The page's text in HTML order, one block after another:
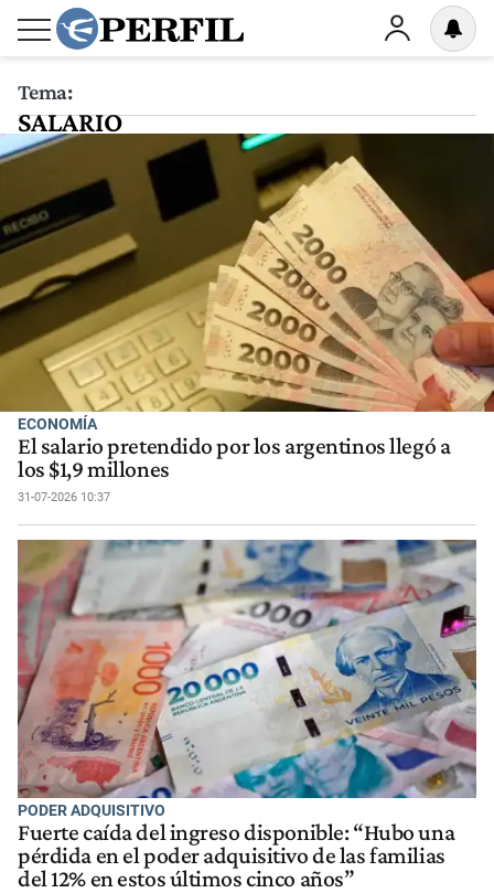
Tema:
SALARIO
ECONOMÍA
El salario pretendido por los argentinos llegó a
los $1,9 millones
31-07-2026 10:37
PODER ADQUISITIVO
Fuerte caída del ingreso disponible: “Hubo una
pérdida en el poder adquisitivo de las familias
del 12% en estos últimos cinco años”